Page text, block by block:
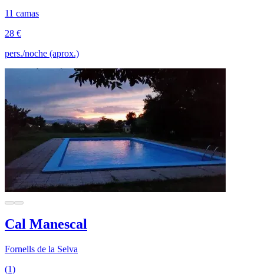
11 camas
28 €
pers./noche (aprox.)
Cal Manescal
Fornells de la Selva
(1)